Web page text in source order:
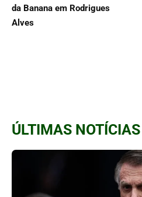
da Banana em Rodrigues
Alves
ÚLTIMAS NOTÍCIAS